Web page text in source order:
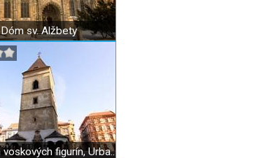
Dóm sv. Alžbety
Múzeum voskových figurín, Urbanova veža